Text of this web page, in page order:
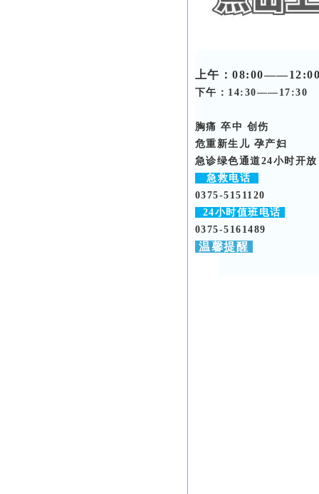
上午：
下午：14:30——17:30
胸痛 卒中 创伤
危重新生儿 孕产妇
急诊绿色通道24小时开放
急救电话
0375-5151120
24小时值班电话
0375-5161489
温馨提醒